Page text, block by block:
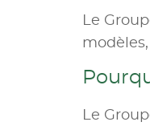
Le
Le